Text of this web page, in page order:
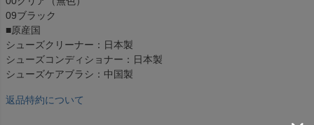
09ブラック
■原産国
シューズクリーナー：日本製
シューズコンディショナー：日本製
シューズケアブラシ：中国製
返品特約について